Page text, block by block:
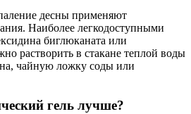
десны применяют
Наиболее легкодоступными
биглюканата или
растворить в стакане теплой воды
чайную ложку соды или
гель лучше?